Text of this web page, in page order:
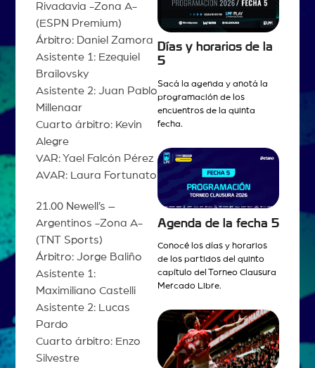
Rivadavia -Zona A-
(ESPN Premium)
Árbitro: Daniel Zamora
Asistente 1: Ezequiel
Brailovsky
Asistente 2: Juan Pablo
Millenaar
Cuarto árbitro: Kevin
Alegre
VAR: Yael Falcón Pérez
AVAR: Laura Fortunato
21.00 Newell’s –
Argentinos -Zona A-
(TNT Sports)
Árbitro: Jorge Baliño
Asistente 1:
Maximiliano Castelli
Asistente 2: Lucas
Pardo
Cuarto árbitro: Enzo
Silvestre
Días y horarios de la
5
Sacá la agenda y anotá la
programación de los
encuentros de la quinta
fecha.
Agenda de la fecha 5
Conocé los días y horarios
de los partidos del quinto
capítulo del Torneo Clausura
Mercado Libre.